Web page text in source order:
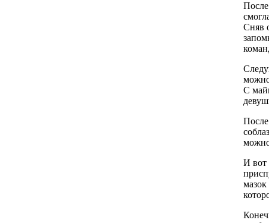
Сняв
С
И вот
мазок